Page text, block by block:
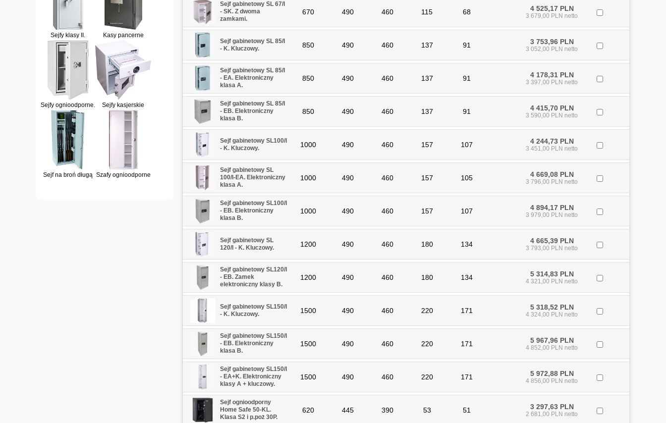
Sejfy klasy II. Kasy pancerne
Sejfy ognioodporne. Sejfy kasjerskie
Sejf na broń długą Szafy ognioodporne
Sejf gabinetowy SL 67/I
- SK. Z dwoma
zamkami.
670 490 460 115 68 4 525,17 PLN
3 679,00 PLN netto
Sejf gabinetowy SL 85/I
- K. Kluczowy.
850 490 460 137 91 3 753,96 PLN
3 052,00 PLN netto
Sejf gabinetowy SL 85/I
- EA. Elektroniczny
klasa A.
850 490 460 137 91 4 178,31 PLN
3 397,00 PLN netto
Sejf gabinetowy SL 85/I
- EB. Elektroniczny
klasa B.
850 490 460 137 91 4 415,70 PLN
3 590,00 PLN netto
Sejf gabinetowy SL100/I
- K. Kluczowy.
1000 490 460 157 107 4 244,73 PLN
3 451,00 PLN netto
Sejf gabinetowy SL
100/I-EA. Elektroniczny
klasa A.
1000 490 460 157 105 4 669,08 PLN
3 796,00 PLN netto
Sejf gabinetowy SL100/I
- EB. Elektroniczny
klasa B.
1000 490 460 157 107 4 894,17 PLN
3 979,00 PLN netto
Sejf gabinetowy SL
120/I - K. Kluczowy.
1200 490 460 180 134 4 665,39 PLN
3 793,00 PLN netto
Sejf gabinetowy SL120/I
- EB. Zamek
elektroniczny klasy B.
1200 490 460 180 134 5 314,83 PLN
4 321,00 PLN netto
Sejf gabinetowy SL150/I
- K. Kluczowy.
1500 490 460 220 171 5 318,52 PLN
4 324,00 PLN netto
Sejf gabinetowy SL150/I
- EB. Elektroniczny
klasa B.
1500 490 460 220 171 5 967,96 PLN
4 852,00 PLN netto
Sejf gabinetowy SL150/I
- EA+K. Elektroniczny
klasy A + kluczowy.
1500 490 460 220 171 5 972,88 PLN
4 856,00 PLN netto
Sejf ognioodporny
Home Safe 50-KL.
Klasa S2 i p.poż 30P.
620 445 390 53 51 3 297,63 PLN
2 681,00 PLN netto